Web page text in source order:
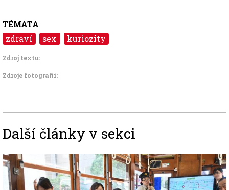
TÉMATA
zdraví sex kuriozity
Zdroj textu:
Zdroje fotografii:
Další články v sekci
Image